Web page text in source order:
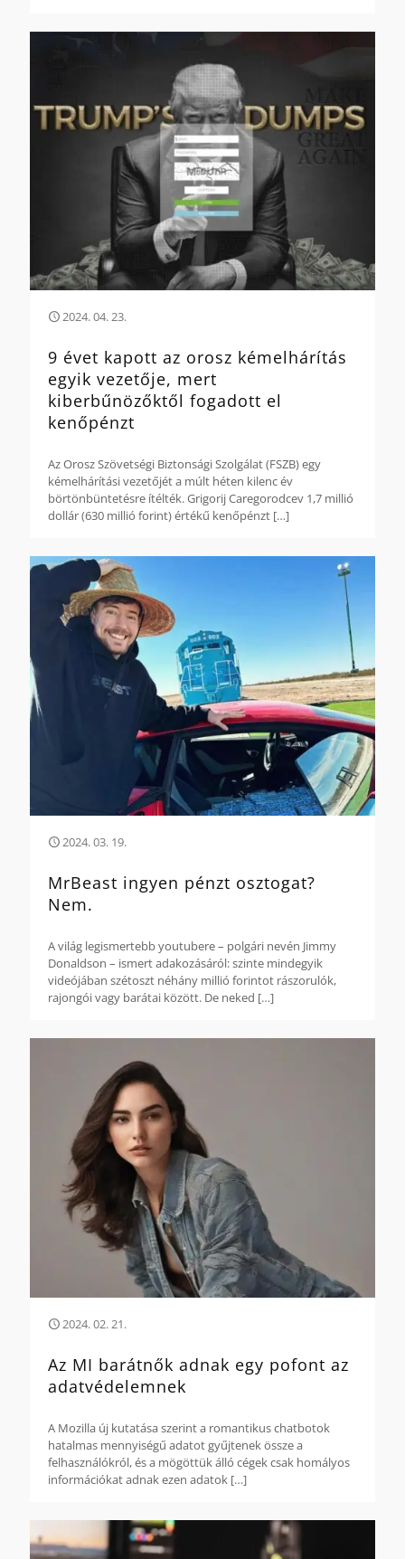
2024. 04. 23.
9 évet kapott az orosz kémelhárítás
egyik vezetője, mert
kiberbűnözőktől fogadott el
kenőpénzt
Az Orosz Szövetségi Biztonsági Szolgálat (FSZB) egy
kémelhárítási vezetőjét a múlt héten kilenc év
börtönbüntetésre ítélték. Grigorij Caregorodcev 1,7 millió
dollár (630 millió forint) értékű kenőpénzt […]
2024. 03. 19.
MrBeast ingyen pénzt osztogat?
Nem.
A világ legismertebb youtubere – polgári nevén Jimmy
Donaldson – ismert adakozásáról: szinte mindegyik
videójában szétoszt néhány millió forintot rászorulók,
rajongói vagy barátai között. De neked […]
2024. 02. 21.
Az MI barátnők adnak egy pofont az
adatvédelemnek
A Mozilla új kutatása szerint a romantikus chatbotok
hatalmas mennyiségű adatot gyűjtenek össze a
felhasználókról, és a mögöttük álló cégek csak homályos
információkat adnak ezen adatok […]